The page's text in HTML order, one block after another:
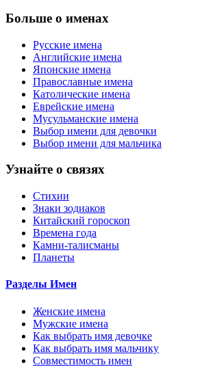
Больше о именах
Русские имена
Английские имена
Японские имена
Православные имена
Католические имена
Еврейские имена
Мусульманские имена
Выбор имени для девочки
Выбор имени для мальчика
Узнайте о связях
Стихии
Знаки зодиаков
Китайский гороскоп
Времена года
Камни-талисманы
Планеты
Разделы Имен
Женские имена
Мужские имена
Как выбрать имя девочке
Как выбрать имя мальчику
Совместимость имен